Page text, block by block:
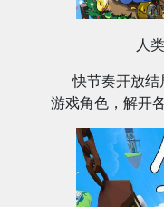
人
快节奏开放
游戏角色，解开